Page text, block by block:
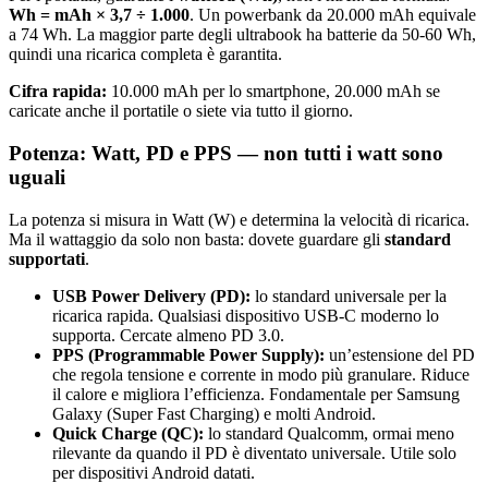
Wh = mAh × 3,7 ÷ 1.000. Un powerbank da 20.000 mAh equivale
a 74 Wh. La maggior parte degli ultrabook ha batterie da 50-60 Wh,
quindi una ricarica completa è garantita.
Cifra rapida: 10.000 mAh per lo smartphone, 20.000 mAh se
caricate anche il portatile o siete via tutto il giorno.
Potenza: Watt, PD e PPS — non tutti i watt sono
uguali
La potenza si misura in Watt (W) e determina la velocità di ricarica.
Ma il wattaggio da solo non basta: dovete guardare gli standard
supportati.
USB Power Delivery (PD): lo standard universale per la
ricarica rapida. Qualsiasi dispositivo USB-C moderno lo
supporta. Cercate almeno PD 3.0.
PPS (Programmable Power Supply): un’estensione del PD
che regola tensione e corrente in modo più granulare. Riduce
il calore e migliora l’efficienza. Fondamentale per Samsung
Galaxy (Super Fast Charging) e molti Android.
Quick Charge (QC): lo standard Qualcomm, ormai meno
rilevante da quando il PD è diventato universale. Utile solo
per dispositivi Android datati.